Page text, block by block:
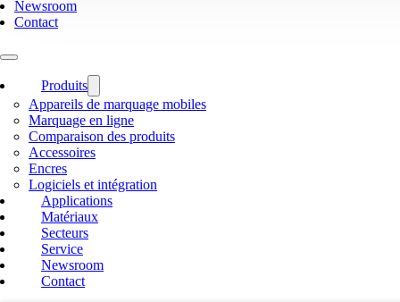
Newsroom
Contact
Produits
Appareils de marquage mobiles
Marquage en ligne
Comparaison des produits
Accessoires
Encres
Logiciels et intégration
Applications
Matériaux
Secteurs
Service
Newsroom
Contact